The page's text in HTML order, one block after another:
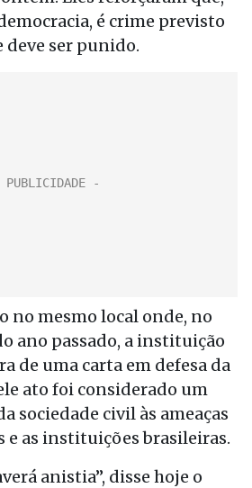
é crime previsto
deve ser punido.
no mesmo local onde, no
ano passado, a instituição
de uma carta em defesa da
ato foi considerado um
sociedade civil às ameaças
e as instituições brasileiras.
anistia”, disse hoje o